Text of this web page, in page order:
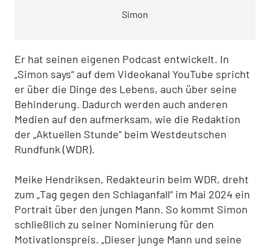
Simon
Er hat seinen eigenen Podcast entwickelt. In
„Simon says“ auf dem Videokanal YouTube spricht
er über die Dinge des Lebens, auch über seine
Behinderung. Dadurch werden auch anderen
Medien auf den aufmerksam, wie die Redaktion
der „Aktuellen Stunde“ beim Westdeutschen
Rundfunk (WDR).
Meike Hendriksen, Redakteurin beim WDR, dreht
zum „Tag gegen den Schlaganfall“ im Mai 2024 ein
Portrait über den jungen Mann. So kommt Simon
schließlich zu seiner Nominierung für den
Motivationspreis. „Dieser junge Mann und seine